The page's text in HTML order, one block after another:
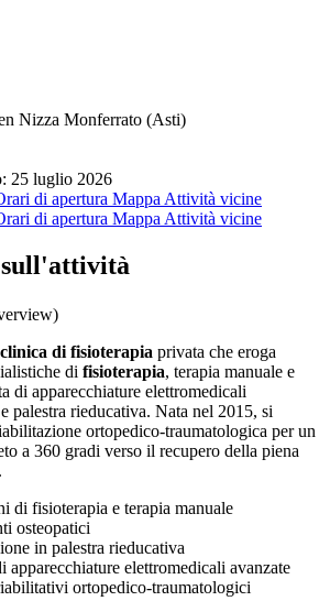
Nizza Monferrato (Asti)
25 luglio 2026
di apertura Mappa Attività vicine
di apertura Mappa Attività vicine
clinica di fisioterapia privata che eroga
di fisioterapia, terapia manuale e
di apparecchiature elettromedicali
palestra rieducativa. Nata nel 2015, si
ortopedico-traumatologica per un
a 360 gradi verso il recupero della piena
di fisioterapia e terapia manuale
osteopatici
in palestra rieducativa
apparecchiature elettromedicali avanzate
ortopedico-traumatologici